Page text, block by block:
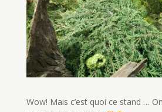
Wow! Mais c’est quoi ce stand …